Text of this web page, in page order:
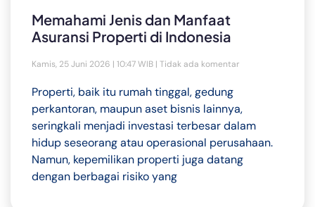
Memahami Jenis dan Manfaat
Asuransi Properti di Indonesia
Kamis, 25 Juni 2026 | 10:47 WIB Tidak ada komentar
Properti, baik itu rumah tinggal, gedung
perkantoran, maupun aset bisnis lainnya,
seringkali menjadi investasi terbesar dalam
hidup seseorang atau operasional perusahaan.
Namun, kepemilikan properti juga datang
dengan berbagai risiko yang